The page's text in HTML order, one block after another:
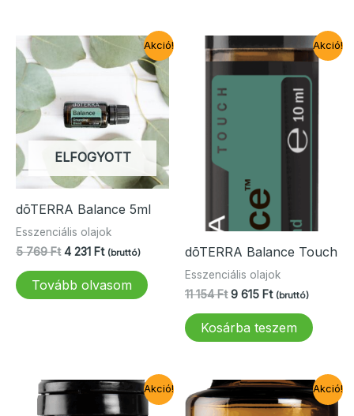
Akció!
ELFOGYOTT
dōTERRA Balance 5ml
Esszenciális olajok
5 769Ft Original
was:
5
4 231 FtCurrent
4
(bruttó)
Tovább olvasom
Akció!
dōTERRA Balance Touch
Esszenciális olajok
11 154Ft Original
was:
11
9 615 FtCurrent
9
(bruttó)
Kosárba teszem
Akció! Akció!